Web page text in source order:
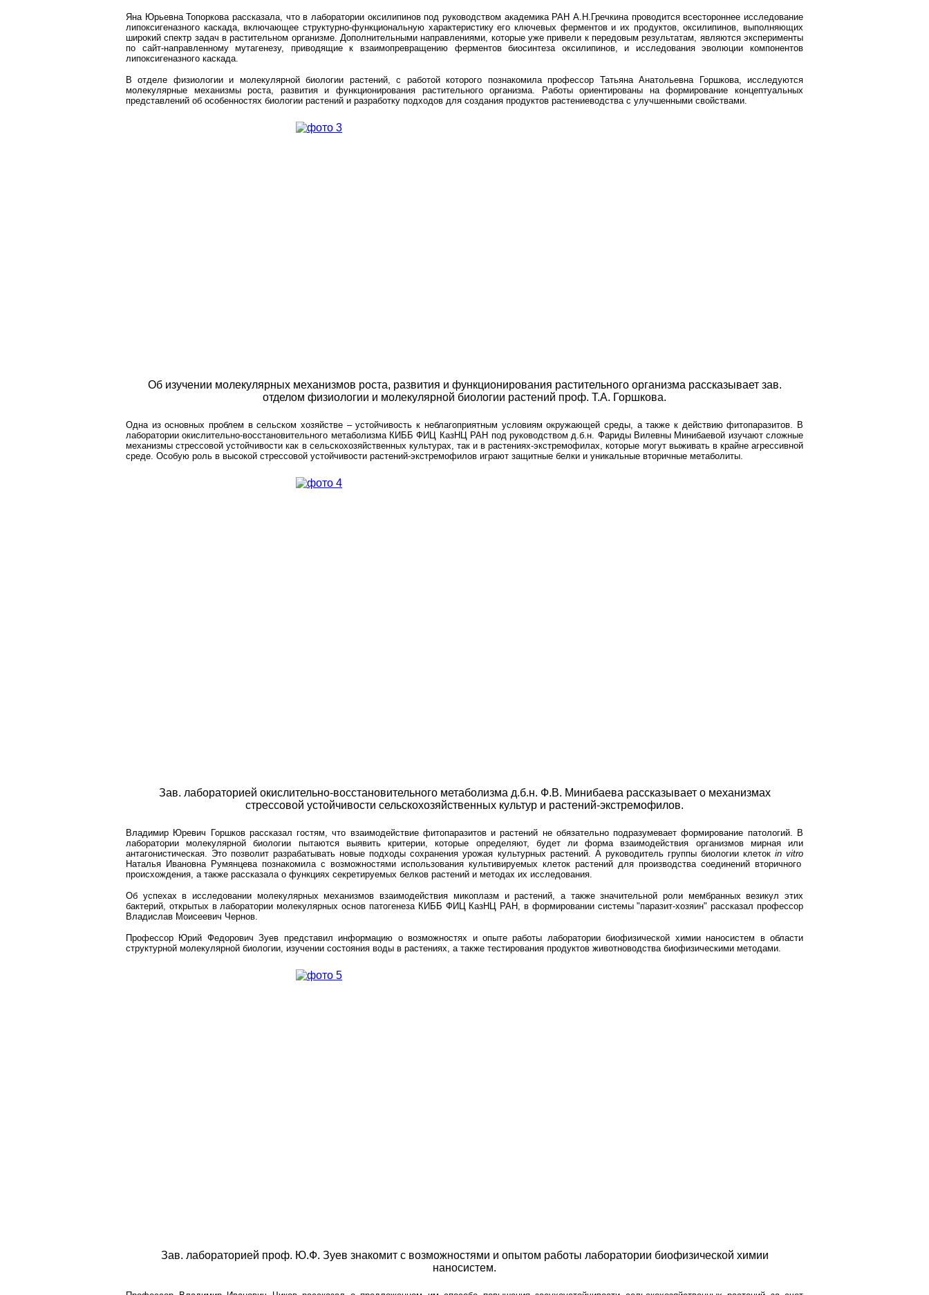
Яна Юрьевна Топоркова рассказала, что в лаборатории оксилипинов под руководством академика РАН А.Н.Гречкина проводится всестороннее исследование
липоксигеназного каскада, включающее структурно-функциональную характеристику его ключевых ферментов и их продуктов, оксилипинов, выполняющих
широкий спектр задач в растительном организме. Дополнительными направлениями, которые уже привели к передовым результатам, являются эксперименты
по сайт-направленному мутагенезу, приводящие к взаимопревращению ферментов биосинтеза оксилипинов, и исследования эволюции компонентов
липоксигеназного каскада.
В отделе физиологии и молекулярной биологии растений, с работой которого познакомила профессор Татьяна Анатольевна Горшкова, исследуются
молекулярные механизмы роста, развития и функционирования растительного организма. Работы ориентированы на формирование концептуальных
представлений об особенностях биологии растений и разработку подходов для создания продуктов растениеводства с улучшенными свойствами.
Об изучении молекулярных механизмов роста, развития и функционирования растительного организма рассказывает зав.
отделом физиологии и молекулярной биологии растений проф. Т.А. Горшкова.
Одна из основных проблем в сельском хозяйстве – устойчивость к неблагоприятным условиям окружающей среды, а также к действию фитопаразитов. В
лаборатории окислительно-восстановительного метаболизма КИББ ФИЦ КазНЦ РАН под руководством д.б.н. Фариды Вилевны Минибаевой изучают сложные
механизмы стрессовой устойчивости как в сельскохозяйственных культурах, так и в растениях-экстремофилах, которые могут выживать в крайне агрессивной
среде. Особую роль в высокой стрессовой устойчивости растений-экстремофилов играют защитные белки и уникальные вторичные метаболиты.
Зав. лабораторией окислительно-восстановительного метаболизма д.б.н. Ф.В. Минибаева рассказывает о механизмах
стрессовой устойчивости сельскохозяйственных культур и растений-экстремофилов.
Владимир Юревич Горшков рассказал гостям, что взаимодействие фитопаразитов и растений не обязательно подразумевает формирование патологий. В
лаборатории молекулярной биологии пытаются выявить критерии, которые определяют, будет ли форма взаимодействия организмов мирная или
антагонистическая. Это позволит разрабатывать новые подходы сохранения урожая культурных растений. А руководитель группы биологии клеток in vitro
Наталья Ивановна Румянцева познакомила с возможностями использования культивируемых клеток растений для производства соединений вторичного
происхождения, а также рассказала о функциях секретируемых белков растений и методах их исследования.
Об успехах в исследовании молекулярных механизмов взаимодействия микоплазм и растений, а также значительной роли мембранных везикул этих
бактерий, открытых в лаборатории молекулярных основ патогенеза КИББ ФИЦ КазНЦ РАН, в формировании системы "паразит-хозяин" рассказал профессор
Владислав Моисеевич Чернов.
Профессор Юрий Федорович Зуев представил информацию о возможностях и опыте работы лаборатории биофизической химии наносистем в области
структурной молекулярной биологии, изучении состояния воды в растениях, а также тестирования продуктов животноводства биофизическими методами.
Зав. лабораторией проф. Ю.Ф. Зуев знакомит с возможностями и опытом работы лаборатории биофизической химии
наносистем.